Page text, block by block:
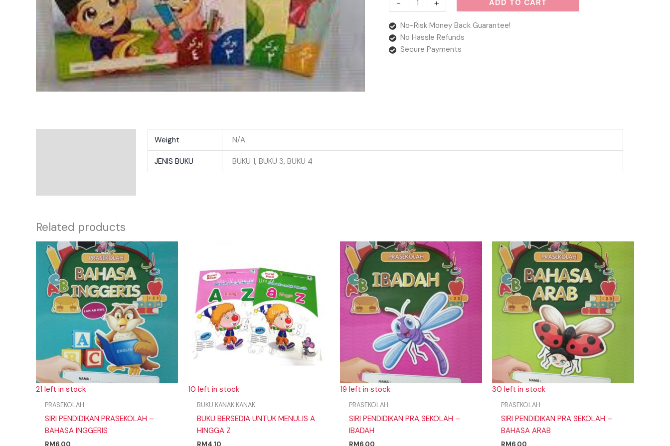
- + ADD TO CART
No-Risk Money Back Guarantee!
No Hassle Refunds
Secure Payments
Weight N/A
JENIS BUKU BUKU 1, BUKU 3, BUKU 4
Related products
21 left in stock
PRASEKOLAH
SIRI PENDIDIKAN PRASEKOLAH –
BAHASA INGGERIS
RM6.00
10 left in stock
BUKU KANAK KANAK
BUKU BERSEDIA UNTUK MENULIS A
HINGGA Z
RM4.10
19 left in stock
PRASEKOLAH
SIRI PENDIDIKAN PRA SEKOLAH –
IBADAH
RM6.00
30 left in stock
PRASEKOLAH
SIRI PENDIDIKAN PRA SEKOLAH –
BAHASA ARAB
RM6.00